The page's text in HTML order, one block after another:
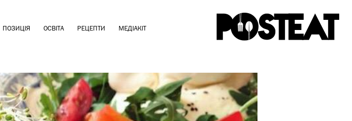
ПОЗИЦІЯ ОСВІТА РЕЦЕПТИ МЕДІАКІТ